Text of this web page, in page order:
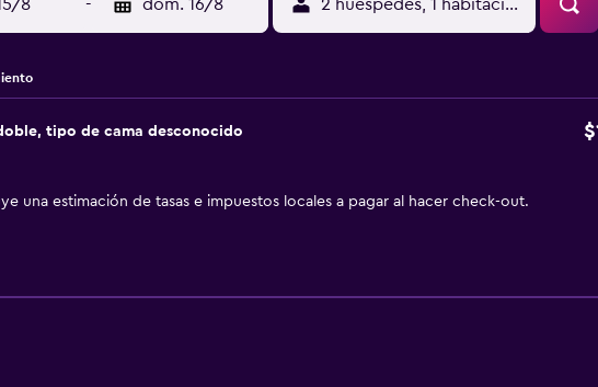
8 - dom. 16/8 2 huéspedes, 1 habitación
tipo de cama desconocido
una estimación de tasas e impuestos locales a pagar al hacer check-out.